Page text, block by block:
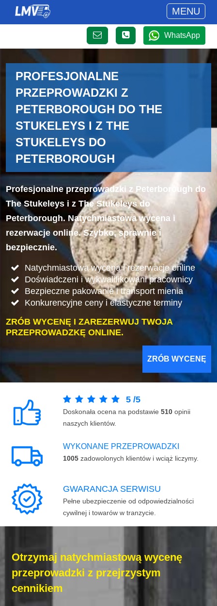
MENU
WhatsApp
PROFESJONALNE
PRZEPROWADZKI Z
PETERBOROUGH DO THE
STUKELEYS I Z THE
STUKELEYS DO
PETERBOROUGH
Profesjonalne przeprowadzki z Peterborough do
The Stukeleys i z The Stukeleys do
Peterborough. Natychmiastowa wycena i
rezerwacje online. Szybko, sprawnie i
bezpiecznie.
Natychmiastowa wycena i rezerwacje online
Doświadczeni i wykwalifikowani pracownicy
Bezpieczne pakowanie i transport mienia
Konkurencyjne ceny i elastyczne terminy
ZRÓB WYCENĘ I ZAREZERWUJ TWOJA
PRZEPROWADZKĘ ONLINE.
ZRÓB WYCENĘ
5 /5
Doskonała ocena na podstawie 510 opinii
naszych klientów.
WYKONANE PRZEPROWADZKI
1005 zadowolonych klientów i wciąż liczymy.
GWARANCJA SERWISU
Pełne ubezpieczenie od odpowiedzialności
cywilnej i towarów w tranzycie.
Otrzymaj natychmiastową wycenę
przeprowadzki z przejrzystym
cennikiem